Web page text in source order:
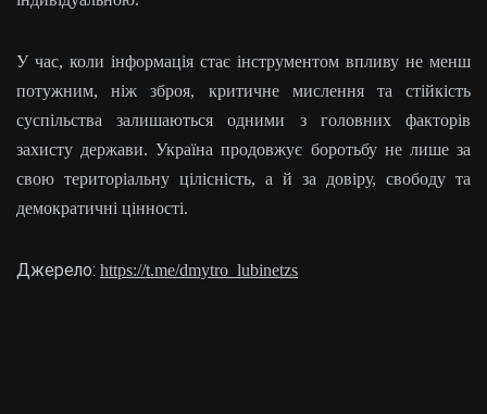
У час, коли інформація стає інструментом впливу не менш
потужним, ніж зброя, критичне мислення та стійкість
суспільства залишаються одними з головних факторів
захисту держави. Україна продовжує боротьбу не лише за
свою територіальну цілісність, а й за довіру, свободу та
демократичні цінності.
Джерело: https://t.me/dmytro_lubinetzs